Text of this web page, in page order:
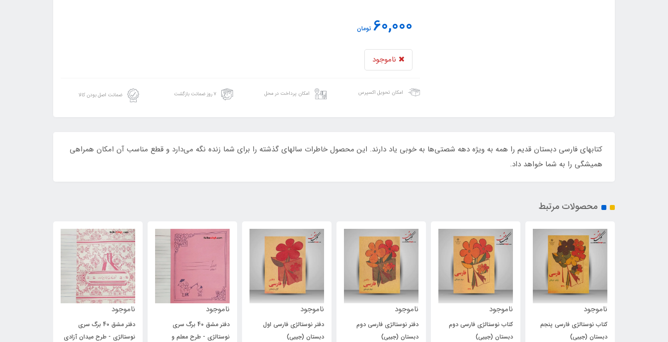
60,000تومان
ناموجود
امکان تحویل اکسپرس امکان پرداخت در محل ۷ روز ضمانت بازگشت ضمانت اصل بودن کالا
کتابهای فارسی دبستان قدیم را همه به ویژه دهه شصتی‌ها به خوبی یاد دارند. این محصول خاطرات سالهای گذشته را برای شما زنده نگه‌ می‌دارد و قطع مناسب آن امکان همراهی
همیشگی را به شما خواهد داد.
محصولات مرتبط
ناموجود
کتاب نوستالژی فارسی دوم
دبستان (جیبی)
ناموجود
دفتر نوستالژی فارسی دوم
دبستان (جیبی)
ناموجود
دفتر نوستالژی فارسی اول
دبستان (جیبی)
ناموجود
دفتر مشق 40 برگ سری
نوستالژی - طرح معلم و
ناموجود
دفتر مشق 40 برگ سری
نوستالژی - طرح میدان آزادی
ناموجود
دفتر مشق 40 برگ سری
نوستالژی - طرح کلاسیک